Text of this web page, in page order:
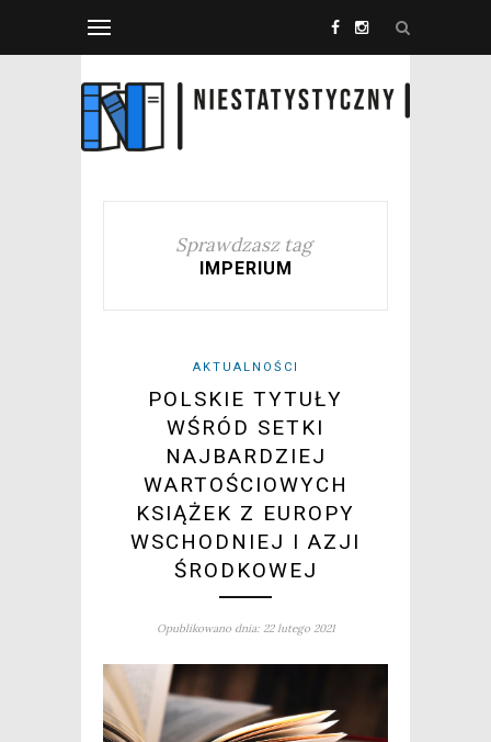
Sprawdzasz tag
IMPERIUM
AKTUALNOŚCI
POLSKIE TYTUŁY
WŚRÓD SETKI
NAJBARDZIEJ
WARTOŚCIOWYCH
KSIĄŻEK Z EUROPY
WSCHODNIEJ I AZJI
ŚRODKOWEJ
Opublikowano dnia: 22 lutego 2021